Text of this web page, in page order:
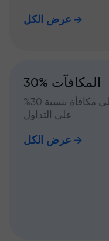
عرض الكل
30% المكافآت
قم بشحن حسابك واحصل على مكافأة بنسبة 30%
على التداول
عرض الكل